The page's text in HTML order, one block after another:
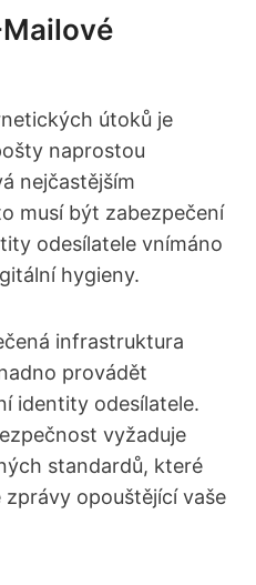
útoků je
naprostou
nejčastějším
musí být zabezpečení
odesílatele vnímáno
hygieny.
infrastruktura
provádět
identity odesílatele.
vyžaduje
standardů, které
opouštějící vaše